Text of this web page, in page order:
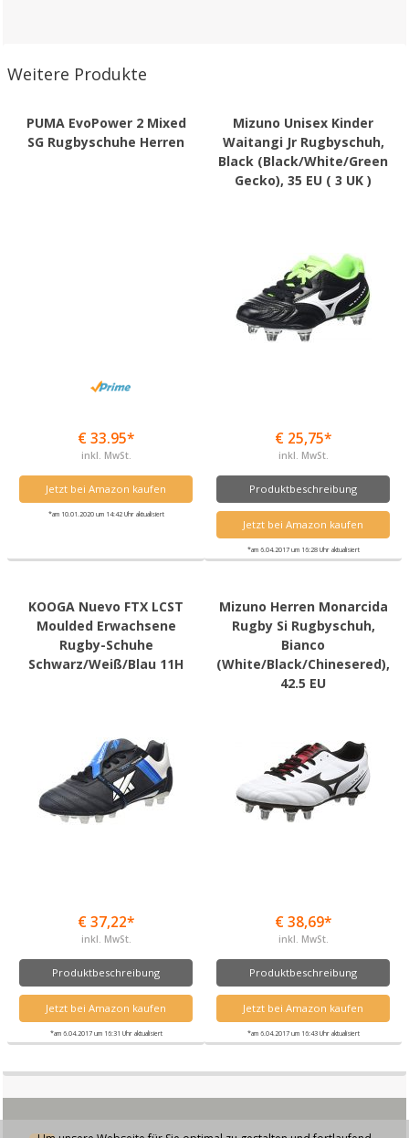
Weitere Produkte
PUMA EvoPower 2 Mixed
SG Rugbyschuhe Herren
€ 33.95*
inkl. MwSt.
Jetzt bei Amazon kaufen
*am 10.01.2020 um 14:42 Uhr aktualisiert
Mizuno Unisex Kinder
Waitangi Jr Rugbyschuh,
Black (Black/White/Green
Gecko), 35 EU ( 3 UK )
€ 25,75*
inkl. MwSt.
Produktbeschreibung
Jetzt bei Amazon kaufen
*am 6.04.2017 um 16:28 Uhr aktualisiert
KOOGA Nuevo FTX LCST
Moulded Erwachsene
Rugby-Schuhe
Schwarz/Weiß/Blau 11H
€ 37,22*
inkl. MwSt.
Produktbeschreibung
Jetzt bei Amazon kaufen
*am 6.04.2017 um 16:31 Uhr aktualisiert
Mizuno Herren Monarcida
Rugby Si Rugbyschuh,
Bianco
(White/Black/Chinesered),
42.5 EU
€ 38,69*
inkl. MwSt.
Produktbeschreibung
Jetzt bei Amazon kaufen
*am 6.04.2017 um 16:43 Uhr aktualisiert